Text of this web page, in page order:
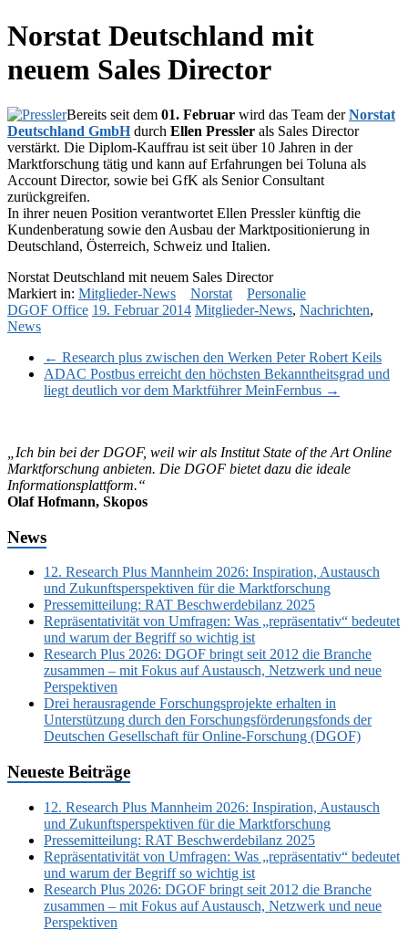
Norstat Deutschland mit
neuem Sales Director
Bereits seit dem 01. Februar wird das Team derNorstat
Deutschland GmbHdurch Ellen Pressler als Sales Director
verstärkt. Die Diplom-Kauffrau ist seit über 10 Jahren in der
Marktforschung tätig und kann auf Erfahrungen bei Toluna als
Account Director, sowie bei GfK als Senior Consultant
zurückgreifen.
In ihrer neuen Position verantwortet Ellen Pressler künftig die
Kundenberatung sowie den Ausbau der Marktpositionierung in
Deutschland, Österreich, Schweiz und Italien.
Norstat Deutschland mit neuem Sales Director
Markiert in: Mitglieder-News Norstat
Personalie
DGOF Office 19. Februar 2014 Mitglieder-News, Nachrichten,
News
← Research plus zwischen den Werken Peter Robert Keils
ADAC Postbus erreicht den höchsten Bekanntheitsgrad und
liegt deutlich vor dem Marktführer MeinFernbus →
„Ich bin bei der DGOF, weil wir als Institut State of the Art Online
Marktforschung anbieten. Die DGOF bietet dazu die ideale
Informationsplattform.“
Olaf Hofmann, Skopos
News
12. Research Plus Mannheim 2026: Inspiration, Austausch
und Zukunftsperspektiven für die Marktforschung
Pressemitteilung: RAT Beschwerdebilanz 2025
Repräsentativität von Umfragen: Was „repräsentativ“ bedeutet
und warum der Begriff so wichtig ist
Research Plus 2026: DGOF bringt seit 2012 die Branche
zusammen – mit Fokus auf Austausch, Netzwerk und neue
Perspektiven
Drei herausragende Forschungsprojekte erhalten in
Unterstützung durch den Forschungsförderungsfonds der
Deutschen Gesellschaft für Online-Forschung (DGOF)
Neueste Beiträge
12. Research Plus Mannheim 2026: Inspiration, Austausch
und Zukunftsperspektiven für die Marktforschung
Pressemitteilung: RAT Beschwerdebilanz 2025
Repräsentativität von Umfragen: Was „repräsentativ“ bedeutet
und warum der Begriff so wichtig ist
Research Plus 2026: DGOF bringt seit 2012 die Branche
zusammen – mit Fokus auf Austausch, Netzwerk und neue
Perspektiven